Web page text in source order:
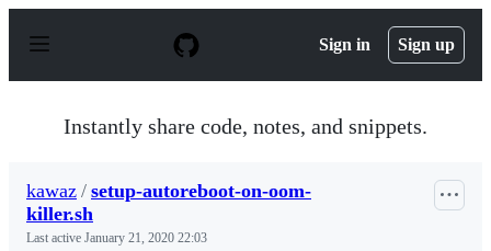
p
Sign in Sign up
Instantly share code, notes, and snippets.
kawaz / setup-autoreboot-on-oom-
killer.sh
Last active January 21, 2020 22:03